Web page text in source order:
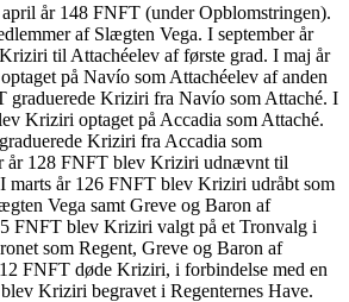
år 148 FNFT (under Opblomstringen).
af Slægten Vega. I september år
til Attachéelev af første grad. I maj år
på Navío som Attachéelev af anden
graduerede Kriziri fra Navío som Attaché. I
Kriziri optaget på Accadia som Attaché.
Kriziri fra Accadia som
år 128 FNFT blev Kriziri udnævnt til
marts år 126 FNFT blev Kriziri udråbt som
Vega samt Greve og Baron af
FNFT blev Kriziri valgt på et Tronvalg i
som Regent, Greve og Baron af
FNFT døde Kriziri, i forbindelse med en
Kriziri begravet i Regenternes Have.